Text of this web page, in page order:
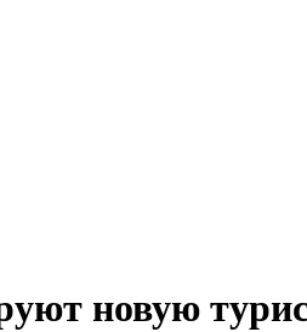
новую